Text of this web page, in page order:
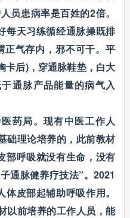
员患病率是百姓的2倍。
每天习练循经通脉操既排
气存内，邪不可干。平
卡后)，穿通脉鞋垫，白大
通脉产品能量的病气入
药局。现有中医工作人
础理论培养的，此前教材
部呼吸就没有生命，没有
通脉健养疗技法”。2021
皮部起辅助呼吸作用。
以前培养的工作人员，能